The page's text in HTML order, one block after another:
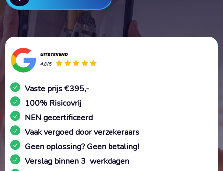
Vaste prijs €395,-
100% Risicovrij
NEN gecertificeerd
Vaak vergoed door verzekeraars
Geen oplossing? Geen betaling!
Verslag binnen 3 werkdagen